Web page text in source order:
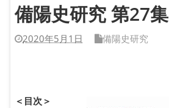
備陽史研究 第27集
2020年5月1日 備陽史研究
＜目次＞